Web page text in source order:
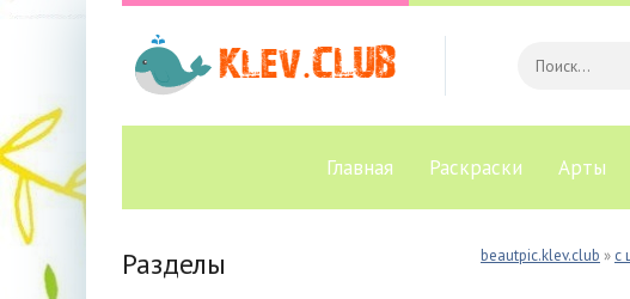
Главная Раскраски Арты
beautpic.klev.club » с
Разделы